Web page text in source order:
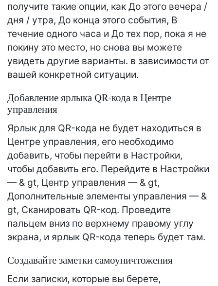
получите такие опции, как До этого вечера /
дня / утра, До конца этого события, В
течение одного часа и До тех пор, пока я не
покину это место, но снова вы можете
увидеть другие варианты. в зависимости от
вашей конкретной ситуации.
Добавление ярлыка QR-кода в Центре
управления
Ярлык для QR-кода не будет находиться в
Центре управления, его необходимо
добавить, чтобы перейти в Настройки,
чтобы добавить его. Перейдите в Настройки
— & gt, Центр управления — & gt,
Дополнительные элементы управления — &
gt, Сканировать QR-код. Проведите
пальцем вниз по верхнему правому углу
экрана, и ярлык QR-кода теперь будет там.
Создавайте заметки самоуничтожения
Если записки, которые вы берете,